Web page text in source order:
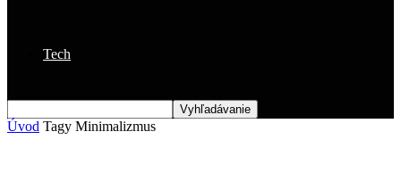
Tech
Úvod Tagy Minimalizmus